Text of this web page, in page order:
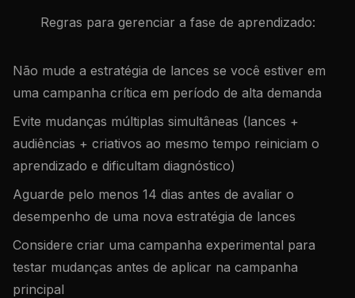
Regras para gerenciar a fase de aprendizado:
Não mude a estratégia de lances se você estiver em
uma campanha crítica em período de alta demanda
Evite mudanças múltiplas simultâneas (lances +
audiências + criativos ao mesmo tempo reiniciam o
aprendizado e dificultam diagnóstico)
Aguarde pelo menos 14 dias antes de avaliar o
desempenho de uma nova estratégia de lances
Considere criar uma campanha experimental para
testar mudanças antes de aplicar na campanha
principal